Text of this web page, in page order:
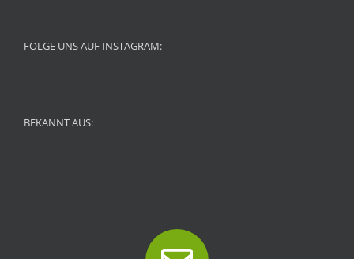
FOLGE UNS AUF INSTAGRAM:
BEKANNT AUS: